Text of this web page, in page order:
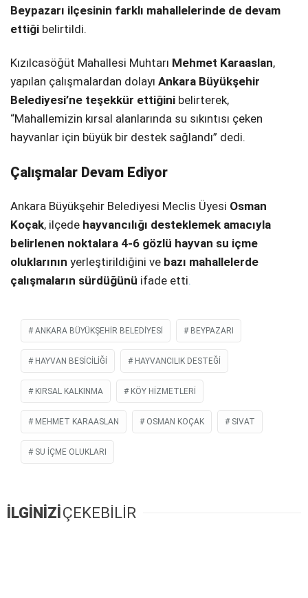
Youtube
Beypazarı ilçesinin farklı mahallelerinde de devam
ettiği belirtildi.
Kızılcasöğüt Mahallesi Muhtarı Mehmet Karaaslan,
yapılan çalışmalardan dolayı Ankara Büyükşehir
Belediyesi’ne teşekkür ettiğini belirterek,
“Mahallemizin kırsal alanlarında su sıkıntısı çeken
hayvanlar için büyük bir destek sağlandı” dedi.
Çalışmalar Devam Ediyor
Ankara Büyükşehir Belediyesi Meclis Üyesi Osman
Koçak, ilçede hayvancılığı desteklemek amacıyla
belirlenen noktalara 4-6 gözlü hayvan su içme
oluklarının yerleştirildiğini ve bazı mahallelerde
çalışmaların sürdüğünü ifade etti.
ANKARA BÜYÜKŞEHİR BELEDİYESİ BEYPAZARI
HAYVAN BESICILIĞI HAYVANCILIK DESTEĞI
KIRSAL KALKINMA KÖY HIZMETLERI
MEHMET KARAASLAN OSMAN KOÇAK SIVAT
SU IÇME OLUKLARI
İLGİNİZİÇEKEBİLİR